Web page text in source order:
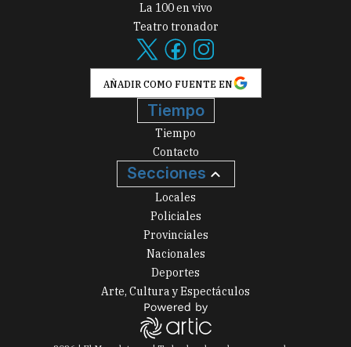
La 100 en vivo
Teatro tronador
AÑADIR COMO FUENTE EN
Tiempo
Tiempo
Contacto
Secciones
Locales
Policiales
Provinciales
Nacionales
Deportes
Arte, Cultura y Espectáculos